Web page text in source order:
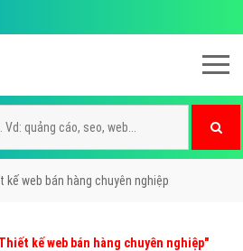
kế web bán hàng chuyên nghiệp
kế web bán hàng chuyên nghiệp"